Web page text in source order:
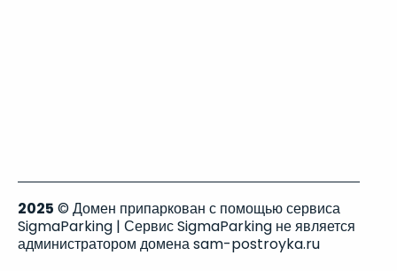
2025 © Домен припаркован с помощью сервиса
SigmaParking | Сервис SigmaParking не является
администратором домена sam-postroyka.ru